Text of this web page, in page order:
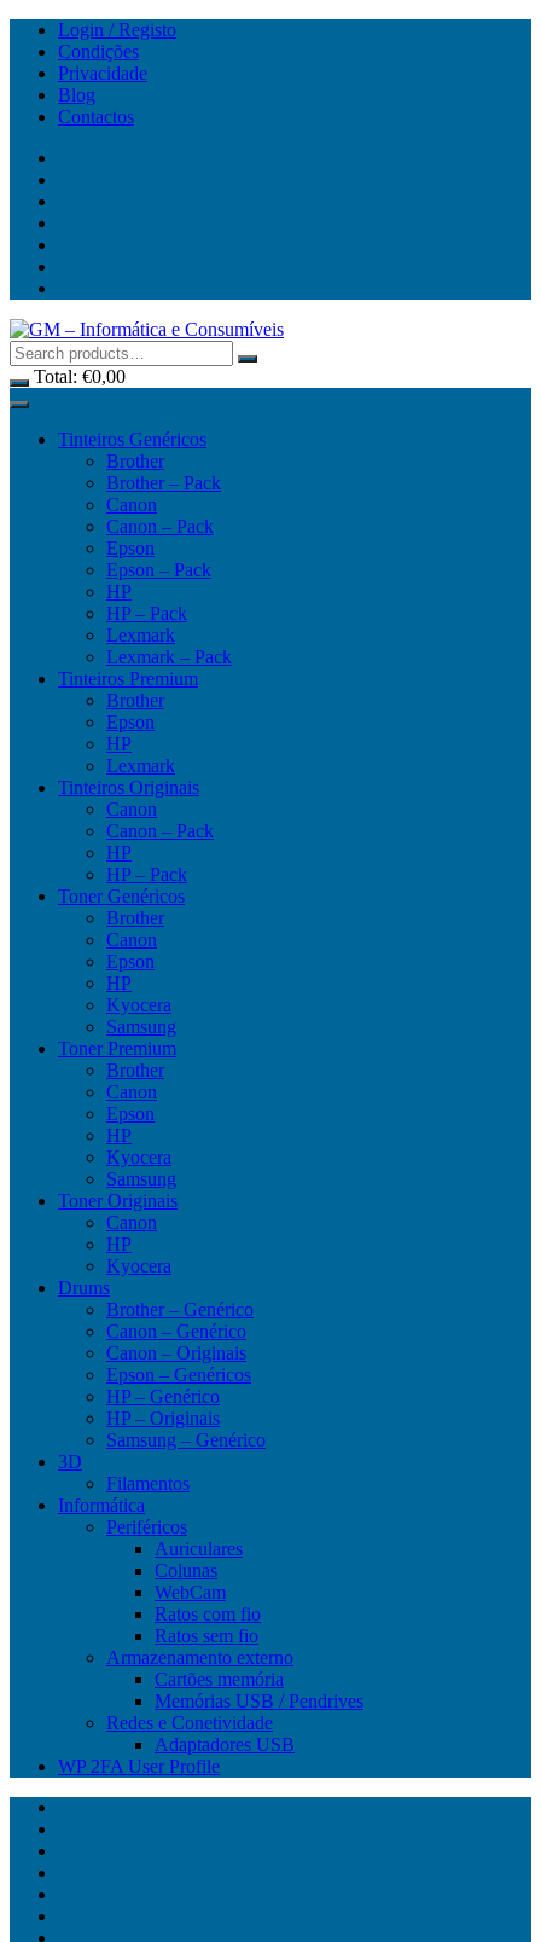
Skip
content
Login / Registo
Condições
Privacidade
Blog
Contactos
Total: €0,00
Tinteiros Genéricos
Brother
Brother – Pack
Canon
Canon – Pack
Epson
Epson – Pack
HP
HP – Pack
Lexmark
Lexmark – Pack
Tinteiros Premium
Brother
Epson
HP
Lexmark
Tinteiros Originais
Canon
Canon – Pack
HP
HP – Pack
Toner Genéricos
Brother
Canon
Epson
HP
Kyocera
Samsung
Toner Premium
Brother
Canon
Epson
HP
Kyocera
Samsung
Toner Originais
Canon
HP
Kyocera
Drums
Brother – Genérico
Canon – Genérico
Canon – Originais
Epson – Genéricos
HP – Genérico
HP – Originais
Samsung – Genérico
3D
Filamentos
Informática
Periféricos
Auriculares
Colunas
WebCam
Ratos com fio
Ratos sem fio
Armazenamento externo
Cartões memória
Memórias USB / Pendrives
Redes e Conetividade
Adaptadores USB
WP 2FA User Profile